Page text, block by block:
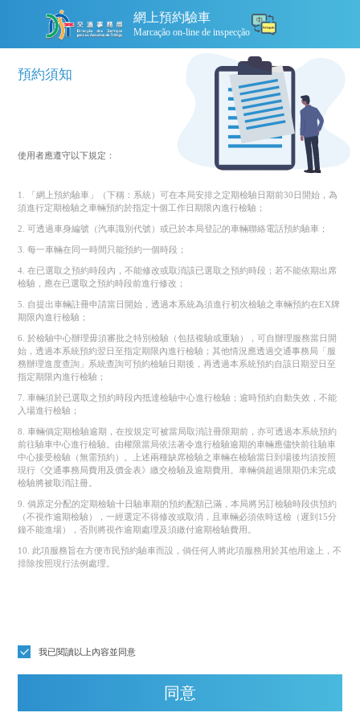
網上預約驗車
Marcação on-line de inspecção
預約須知
使用者應遵守以下規定：
1. 「網上預約驗車」（下稱：系統）可在本局安排之定期檢驗日期前30日開始，為
須進行定期檢驗之車輛預約於指定十個工作日期限內進行檢驗；
2. 可透過車身編號（汽車識別代號）或已於本局登記的車輛聯絡電話預約驗車；
3. 每一車輛在同一時間只能預約一個時段；
4. 在已選取之預約時段內，不能修改或取消該已選取之預約時段；若不能依期出席
檢驗，應在已選取之預約時段前進行修改；
5. 自提出車輛註冊申請當日開始，透過本系統為須進行初次檢驗之車輛預約在EX牌
期限內進行檢驗；
6. 於檢驗中心辦理毋須審批之特別檢驗（包括複驗或重驗），可自辦理服務當日開
始，透過本系統預約翌日至指定期限內進行檢驗；其他情況應透過交通事務局「服
務辦理進度查詢」系統查詢可預約檢驗日期後，再透過本系統預約自該日期翌日至
指定期限內進行檢驗；
7. 車輛須於已選取之預約時段內抵達檢驗中心進行檢驗；逾時預約自動失效，不能
入場進行檢驗；
8. 車輛倘定期檢驗逾期，在按規定可被當局取消註冊限期前，亦可透過本系統預約
前往驗車中心進行檢驗。由權限當局依法著令進行檢驗逾期的車輛應儘快前往驗車
中心接受檢驗（無需預約）。上述兩種缺席檢驗之車輛在檢驗當日到場後均須按照
現行《交通事務局費用及價金表》繳交檢驗及逾期費用。車輛倘超過限期仍未完成
檢驗將被取消註冊。
9. 倘原定分配的定期檢驗十日驗車期的預約配額已滿，本局將另訂檢驗時段供預約
（不視作逾期檢驗），一經選定不得修改或取消，且車輛必須依時送檢（遲到15分
鐘不能進場），否則將視作逾期處理及須繳付逾期檢驗費用。
10. 此項服務旨在方便市民預約驗車而設，倘任何人將此項服務用於其他用途上，不
排除按照現行法例處理。
我已閱讀以上內容並同意
同意